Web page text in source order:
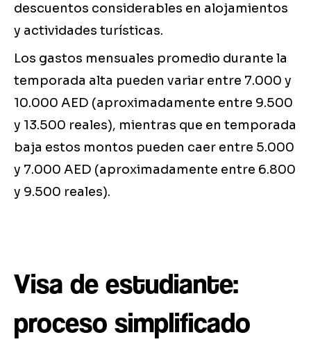
descuentos considerables en alojamientos
y actividades turísticas.
Los gastos mensuales promedio durante la
temporada alta pueden variar entre 7.000 y
10.000 AED (aproximadamente entre 9.500
y 13.500 reales), mientras que en temporada
baja estos montos pueden caer entre 5.000
y 7.000 AED (aproximadamente entre 6.800
y 9.500 reales).
Visa de estudiante:
proceso simplificado